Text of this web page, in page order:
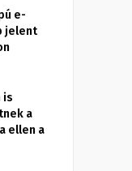
e-
jelent
is
a
ellen a